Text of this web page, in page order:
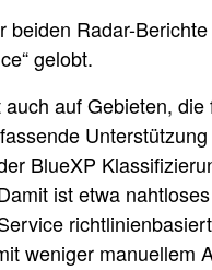
Radar-
gelobt.
auf Gebieten,
BlueXP
ist etwa
weniger manuellem